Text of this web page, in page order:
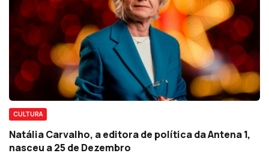
CULTURA
Natália Carvalho, a editora de política da Antena 1,
nasceu a 25 de Dezembro